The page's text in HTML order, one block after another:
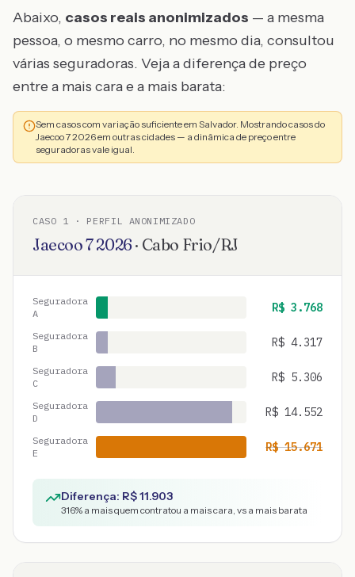
Abaixo, casos reais anonimizados — a mesma
pessoa, o mesmo carro, no mesmo dia, consultou
várias seguradoras. Veja a diferença de preço
entre a mais cara e a mais barata:
Sem casos com variação suficiente em Salvador. Mostrando casos do
Jaecoo 7 2026 em outras cidades — a dinâmica de preço entre
seguradoras vale igual.
CASO 1 · PERFIL ANONIMIZADO
Jaecoo72026· Cabo Frio/RJ
Seguradora
A
R$ 3.768
Seguradora
B
R$ 4.317
Seguradora
C
R$ 5.306
Seguradora
D
R$ 14.552
Seguradora
E
R$15.671
Diferença: R$11.903
316% a mais quem contratou a mais cara, vs a mais barata